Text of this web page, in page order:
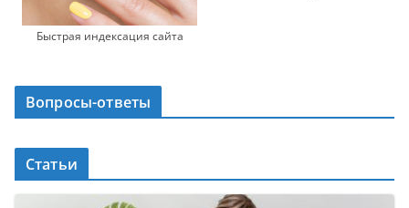
Быстрая индексация сайта
Вопросы-ответы
Статьи